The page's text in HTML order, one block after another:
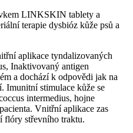
LINKSKIN tablety a
terapie dysbióz kůže psů a
aplikace tyndalizovaných
Inaktivovaný antigen
a dochází k odpovědi jak na
Imunitní stimulace kůže se
intermedius, hojne
Vnitřní aplikace zas
flóry střevního traktu.